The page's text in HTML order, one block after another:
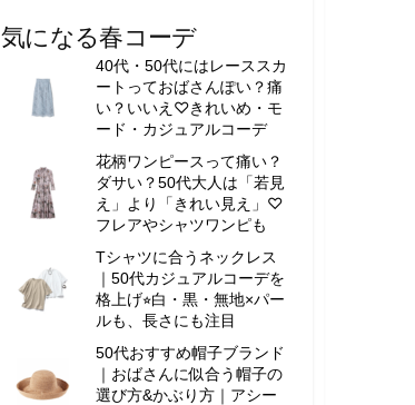
気になる春コーデ
40代・50代にはレーススカ
ートっておばさんぽい？痛
い？いいえ♡きれいめ・モ
ード・カジュアルコーデ
花柄ワンピースって痛い？
ダサい？50代大人は「若見
え」より「きれい見え」♡
フレアやシャツワンピも
Tシャツに合うネックレス
｜50代カジュアルコーデを
格上げ⭐︎白・黒・無地×パー
ルも、長さにも注目
50代おすすめ帽子ブランド
｜おばさんに似合う帽子の
選び方&かぶり方｜アシー